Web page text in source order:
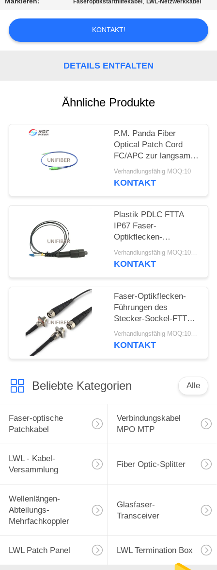
VERBINDUNG
NACHRICHTEN
ZITAT
SITEMAP
POLICY
Faseroptikstarthilfekabel LWL-Netzwerkkabel
KONTAKT!
DETAILS ENTFALTEN
Ähnliche Produkte
P.M. Panda Fiber
Optical Patch Cord
FC/APC zur langsamen
Achsen-Funktion
SC/APC
Verhandlungsfähig MOQ:10
KONTAKT
Plastik PDLC FTTA
IP67 Faser-
Optikflecken-
Duplexkabel LC zum
im Freien
Verhandlungsfähig MOQ:10pcs
KONTAKT
Faser-Optikflecken-
Führungen des
Stecker-Sockel-FTTA
ODC-2 ODC-4
Verhandlungsfähig MOQ:10pcs
KONTAKT
Beliebte Kategorien Alle
Faser-optische
Patchkabel
Verbindungskabel
MPO MTP
LWL - Kabel-
Versammlung
Fiber Optic-Splitter
Wellenlängen-
Abteilungs-
Mehrfachkoppler
Glasfaser-
Transceiver
LWL Patch Panel LWL Termination Box